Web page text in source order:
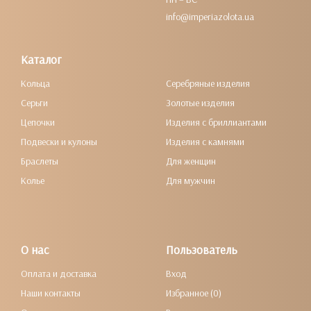
info@imperiazolota.ua
Каталог
Кольца
Серьги
Цепочки
Подвески и кулоны
Браслеты
Колье
Серебряные изделия
Золотые изделия
Изделия с бриллиантами
Изделия с камнями
Для женщин
Для мужчин
О нас
Оплата и доставка
Наши контакты
Пользователь
Вход
Избранное (0)